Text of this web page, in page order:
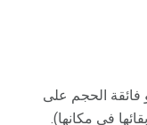
فائقة الحجم على
في مكانها).